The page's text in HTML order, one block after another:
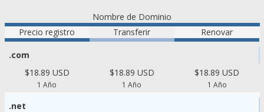
Nombre de Dominio
Precio registro
Transferir Renovar
.com
$18.89 USD
1 Año
$18.89 USD
1 Año
$18.89 USD
1 Año
.net